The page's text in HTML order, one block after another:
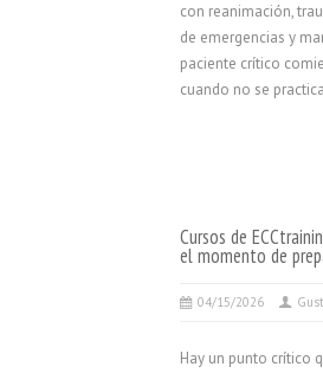
con reanimación,
de emergencias y
paciente crítico
cuando no se
Cursos de
el momento de
04/15/2026
Hay un punto crítico